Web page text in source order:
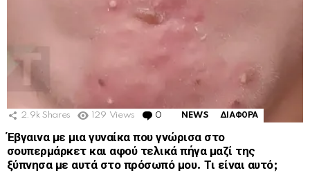
2.9k Shares 129 Views 0 Comments
NEWS ΔΙΑΦΟΡΑ
Έβγαινα με μια γυναίκα που γνώρισα στο
σουπερμάρκετ και αφού τελικά πήγα μαζί της
ξύπνησα με αυτά στο πρόσωπό μου. Τι είναι αυτό;